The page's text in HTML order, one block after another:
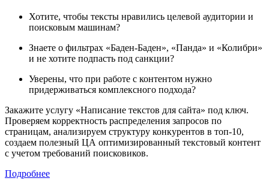
Хотите, чтобы тексты нравились целевой аудитории и
поисковым машинам?
Знаете о фильтрах «Баден-Баден», «Панда» и «Колибри»
и не хотите подпасть под санкции?
Уверены, что при работе с контентом нужно
придерживаться комплексного подхода?
Закажите услугу «Написание текстов для сайта» под ключ.
Проверяем корректность распределения запросов по
страницам, анализируем структуру конкурентов в топ-10,
создаем полезный ЦА оптимизированный текстовый контент
с учетом требований поисковиков.
Подробнее